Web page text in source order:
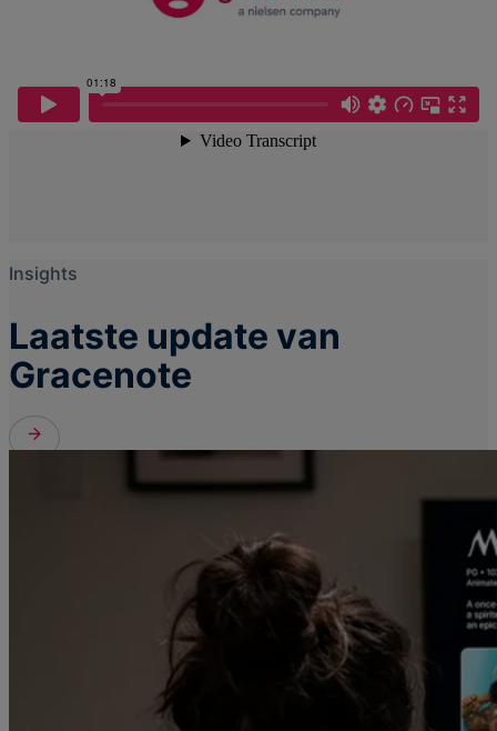
Insights
Laatste update van
Gracenote